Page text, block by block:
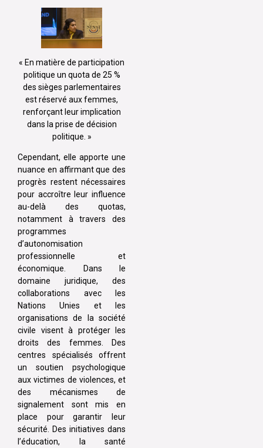
« En matière de participation
politique un quota de 25 %
des sièges parlementaires
est réservé aux femmes,
renforçant leur implication
dans la prise de décision
politique. »
Cependant, elle apporte une
nuance en affirmant que des
progrès restent nécessaires
pour accroître leur influence
au-delà des quotas,
notamment à travers des
programmes
d’autonomisation
professionnelle et
économique. Dans le
domaine juridique, des
collaborations avec les
Nations Unies et les
organisations de la société
civile visent à protéger les
droits des femmes. Des
centres spécialisés offrent
un soutien psychologique
aux victimes de violences, et
des mécanismes de
signalement sont mis en
place pour garantir leur
sécurité. Des initiatives dans
l’éducation, la santé